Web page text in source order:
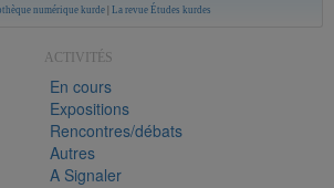
numérique kurde| La revue Études kurdes
ACTIVITÉS
En cours
Expositions
Rencontres/débats
Autres
A Signaler